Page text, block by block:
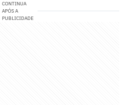
CONTINUA
APÓS A
PUBLICIDADE